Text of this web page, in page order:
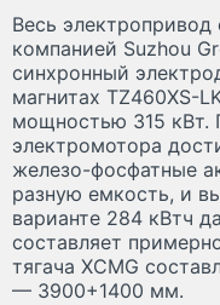
Весь электропривод
компанией Suzhou
синхронный
магнитах TZ460XS-
мощностью 315 кВт.
электромотора
железо-фосфатные
разную емкость, и
варианте 284 кВтч
составляет
тягача XCMG
— 3900+1400 мм.